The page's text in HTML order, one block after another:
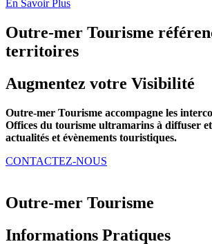
En Savoir Plus
Outre-mer Tourisme
territoires
Augmentez votre Visibilité
Outre-mer Tourisme accompagne les
Offices du tourisme ultramarins à diffuser
actualités et évènements touristiques.
CONTACTEZ-NOUS
Outre-mer Tourisme
Informations Pratiques